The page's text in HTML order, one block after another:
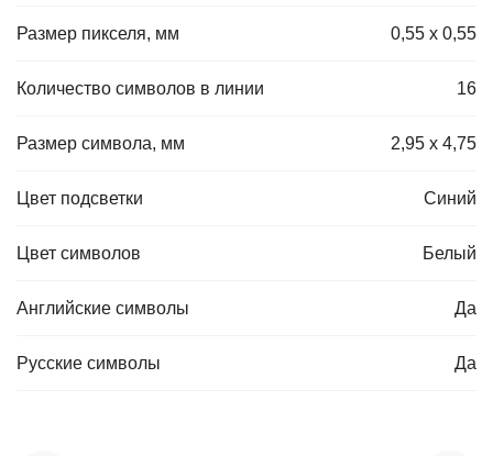
Размер пикселя, мм 0,55 х 0,55
Количество символов в линии 16
Размер символа, мм 2,95 х 4,75
Цвет подсветки Синий
Цвет символов Белый
Английские символы Да
Русские символы Да